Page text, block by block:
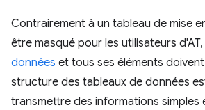
Contrairement à un tableau de mise
être masqué pour les utilisateurs d'AT,
données et tous ses éléments
structure des tableaux de données
transmettre des informations simples